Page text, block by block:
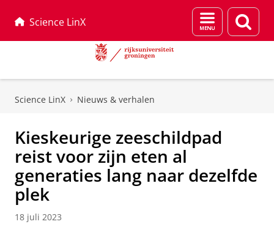
Science LinX
Menu
en
Science LinX Nieuws & verhalen
Kieskeurige zeeschildpad
reist voor zijn eten al
generaties lang naar dezelfde
plek
18 juli 2023